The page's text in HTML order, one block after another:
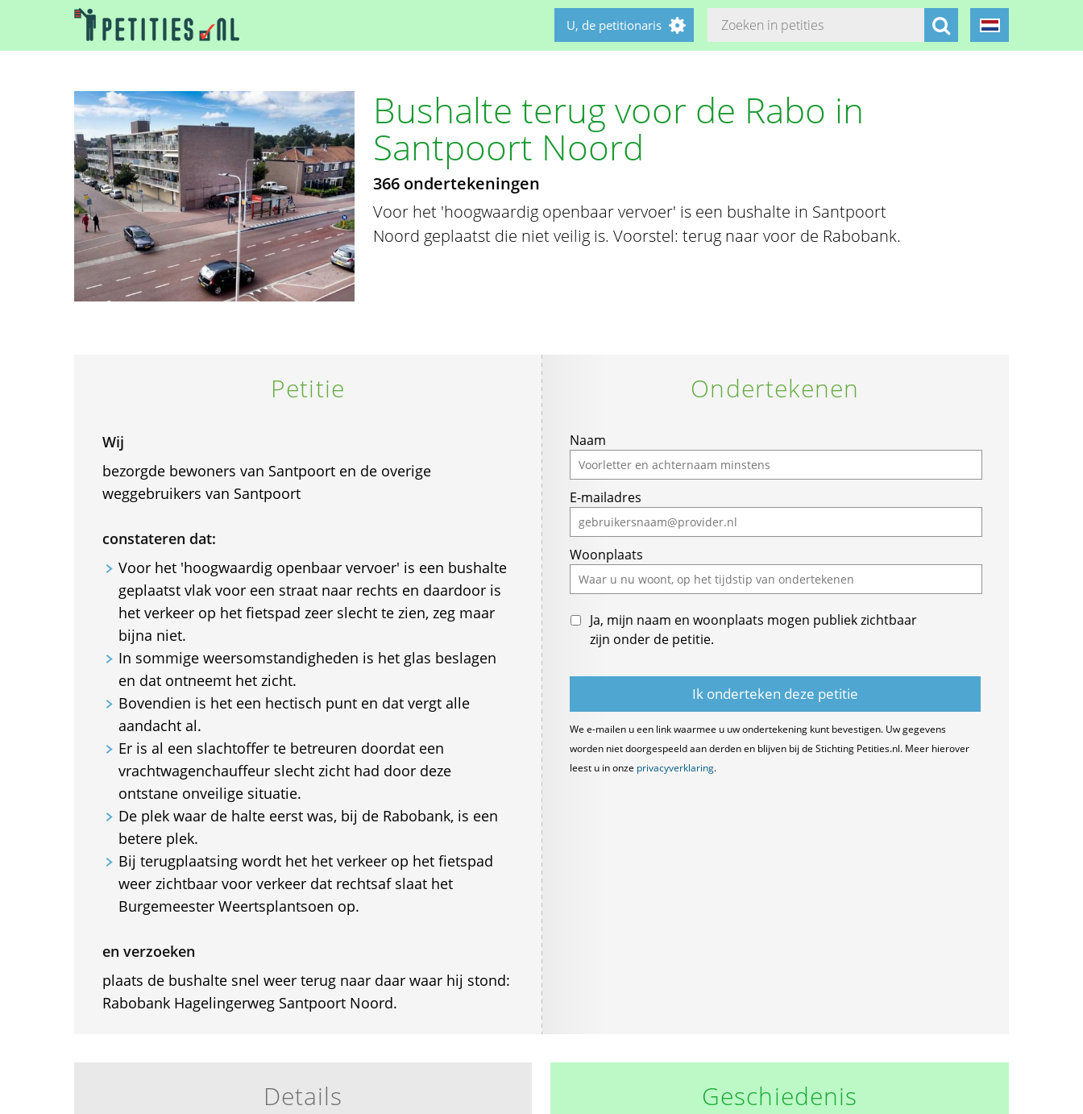
U, de petitionaris
Bushalte terug voor de Rabo in
Santpoort Noord
366 ondertekeningen
Voor het 'hoogwaardig openbaar vervoer' is een bushalte in Santpoort
Noord geplaatst die niet veilig is. Voorstel: terug naar voor de Rabobank.
Petitie
Wij
bezorgde bewoners van Santpoort en de overige
weggebruikers van Santpoort
constateren dat:
Voor het 'hoogwaardig openbaar vervoer' is een bushalte
geplaatst vlak voor een straat naar rechts en daardoor is
het verkeer op het fietspad zeer slecht te zien, zeg maar
bijna niet.
In sommige weersomstandigheden is het glas beslagen
en dat ontneemt het zicht.
Bovendien is het een hectisch punt en dat vergt alle
aandacht al.
Er is al een slachtoffer te betreuren doordat een
vrachtwagenchauffeur slecht zicht had door deze
ontstane onveilige situatie.
De plek waar de halte eerst was, bij de Rabobank, is een
betere plek.
Bij terugplaatsing wordt het het verkeer op het fietspad
weer zichtbaar voor verkeer dat rechtsaf slaat het
Burgemeester Weertsplantsoen op.
en verzoeken
plaats de bushalte snel weer terug naar daar waar hij stond:
Rabobank Hagelingerweg Santpoort Noord.
Ondertekenen
If
you
are
a
human,
ignore
this
field
Naam
E-mailadres
Woonplaats
Ja, mijn naam en woonplaats mogen publiek zichtbaar
zijn onder de petitie.
We e-mailen u een link waarmee u uw ondertekening kunt bevestigen. Uw gegevens
worden niet doorgespeeld aan derden en blijven bij de Stichting Petities.nl. Meer hierover
leest u in onze privacyverklaring.
Details Geschiedenis